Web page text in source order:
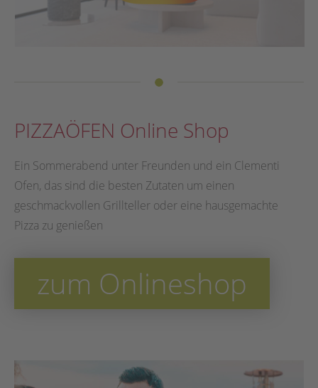
PIZZAÖFEN Online Shop
Ein Sommerabend unter Freunden und ein Clementi
Ofen, das sind die besten Zutaten um einen
geschmackvollen Grillteller oder eine hausgemachte
Pizza zu genießen
zum Onlineshop